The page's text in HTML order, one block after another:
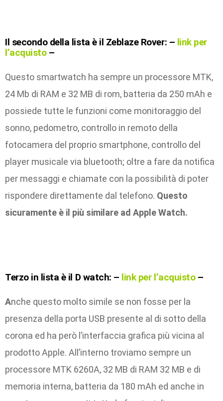
Il secondo della lista è il Zeblaze Rover: – link per
l’acquisto–
Questo smartwatch ha sempre un processore MTK,
24 Mb di RAM e 32 MB di rom, batteria da 250 mAh e
possiede tutte le funzioni come monitoraggio del
sonno, pedometro, controllo in remoto della
fotocamera del proprio smartphone, controllo del
player musicale via bluetooth; oltre a fare da notifica
per messaggi e chiamate con la possibilità di poter
rispondere direttamente dal telefono. Questo
sicuramente è il più similare ad Apple Watch.
Terzo in lista è il D watch: – link per l’acquisto–
Anche questo molto simile se non fosse per la
presenza della porta USB presente al di sotto della
corona ed ha però l’interfaccia grafica più vicina al
prodotto Apple. All’interno troviamo sempre un
processore MTK 6260A, 32 MB di RAM 32 MB e di
memoria interna, batteria da 180 mAh ed anche in